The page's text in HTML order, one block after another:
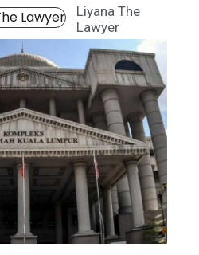
Liyana The
Lawyer